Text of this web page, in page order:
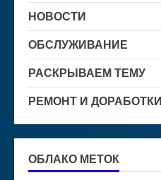
НОВОСТИ
ОБСЛУЖИВАНИЕ
РАСКРЫВАЕМ ТЕМУ
РЕМОНТ И ДОРАБОТКИ
ОБЛАКО МЕТОК